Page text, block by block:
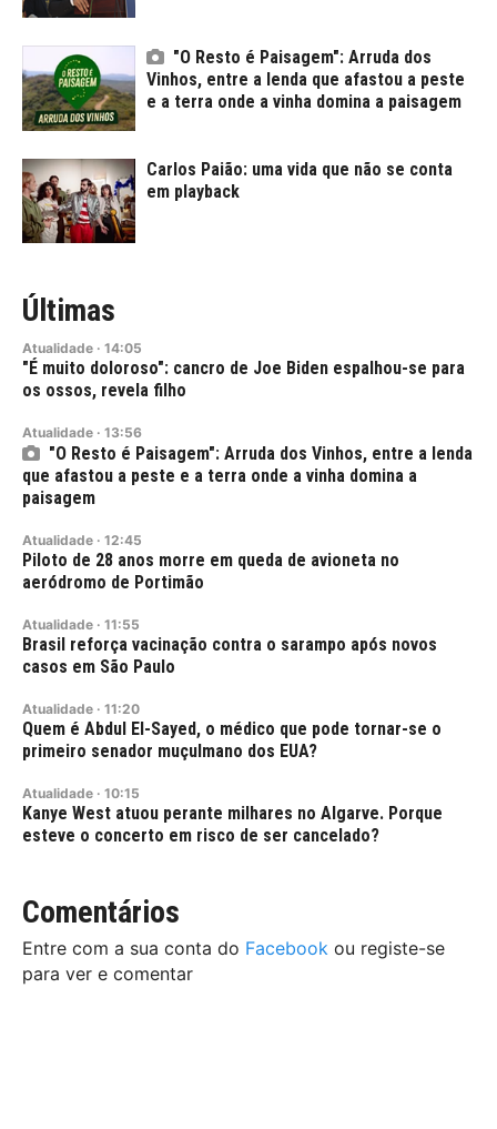
"O Resto é Paisagem": Arruda dos
Vinhos, entre a lenda que afastou a peste
e a terra onde a vinha domina a paisagem
Carlos Paião: uma vida que não se conta
em playback
Últimas
Atualidade · 14:05
"É muito doloroso": cancro de Joe Biden espalhou-se para
os ossos, revela filho
Atualidade · 13:56
"O Resto é Paisagem": Arruda dos Vinhos, entre a lenda
que afastou a peste e a terra onde a vinha domina a
paisagem
Atualidade · 12:45
Piloto de 28 anos morre em queda de avioneta no
aeródromo de Portimão
Atualidade · 11:55
Brasil reforça vacinação contra o sarampo após novos
casos em São Paulo
Atualidade · 11:20
Quem é Abdul El-Sayed, o médico que pode tornar-se o
primeiro senador muçulmano dos EUA?
Atualidade · 10:15
Kanye West atuou perante milhares no Algarve. Porque
esteve o concerto em risco de ser cancelado?
Comentários
Entre com a sua conta do Facebook ou registe-se
para ver e comentar